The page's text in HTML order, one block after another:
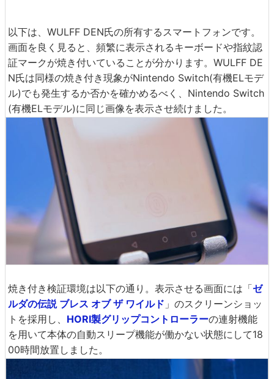
以下は、WULFF DEN氏の所有するスマートフォンです。
画面を良く見ると、頻繁に表示されるキーボードや指紋認
証マークが焼き付いていることが分かります。WULFF DE
N氏は同様の焼き付き現象がNintendo Switch(有機ELモデ
ル)でも発生するか否かを確かめるべく、Nintendo Switch
(有機ELモデル)に同じ画像を表示させ続けました。
焼き付き検証環境は以下の通り。表示させる画面には「ゼ
ルダの伝説 ブレス オブ ザ ワイルド 」のスクリーンショッ
トを採用し、 HORI製グリップコントローラーの連射機能
を用いて本体の自動スリープ機能が働かない状態にして18
00時間放置しました。